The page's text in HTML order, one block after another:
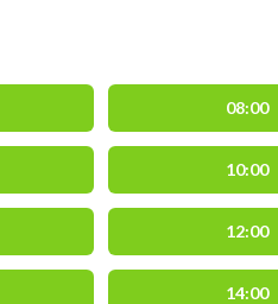
08:00
10:00
12:00
14:00